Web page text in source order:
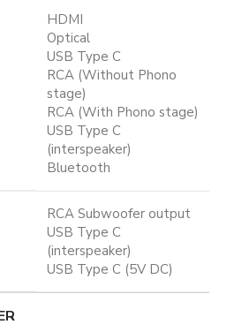
HDMI
Optical
USB Type C
RCA (Without Phono
stage)
RCA (With Phono stage)
USB Type C
(interspeaker)
Bluetooth
RCA Subwoofer output
USB Type C
(interspeaker)
USB Type C (5V DC)